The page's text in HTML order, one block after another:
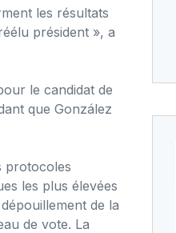
les résultats
président », a
le candidat de
que González
protocoles
les plus élevées
de la
de vote. La